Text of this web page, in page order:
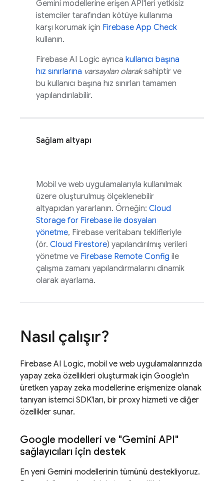
Gemini modellerine erişen API'leri yetkisiz
istemciler tarafından kötüye kullanıma
karşı korumak için Firebase App Check
kullanın.
Firebase AI Logic ayrıca kullanıcı başına
hız sınırlarına varsayılan olaraksahiptir ve
bu kullanıcı başına hız sınırları tamamen
yapılandırılabilir.
Sağlam altyapı
Mobil ve web uygulamalarıyla kullanılmak
üzere oluşturulmuş ölçeklenebilir
altyapıdan yararlanın. Örneğin: Cloud
Storage for Firebase ile dosyaları
yönetme, Firebase veritabanı teklifleriyle
(ör. Cloud Firestore) yapılandırılmış verileri
yönetme ve Firebase Remote Config ile
çalışma zamanı yapılandırmalarını dinamik
olarak ayarlama.
Nasıl çalışır?
Firebase AI Logic, mobil ve web uygulamalarınızda
yapay zeka özellikleri oluşturmak için Google'ın
üretken yapay zeka modellerine erişmenize olanak
tanıyan istemci SDK'ları, bir proxy hizmeti ve diğer
özellikler sunar.
Google modelleri ve "Gemini API"
sağlayıcıları için destek
En yeni Gemini modellerinin tümünü destekliyoruz.